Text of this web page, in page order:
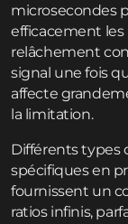
microsecondes
efficacement les
relâchement
signal une fois
affecte
la limitation.
Différents types
spécifiques en
fournissent un
ratios infinis,